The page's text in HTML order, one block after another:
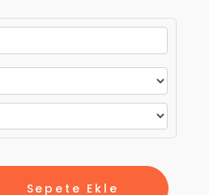
Sepete Ekle